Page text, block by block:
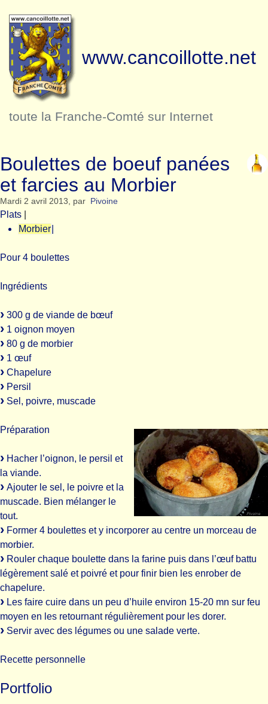
www.cancoillotte.net
toute la Franche-Comté sur Internet
Boulettes de boeuf panées
et farcies au Morbier
Mardi 2 avril 2013, par Pivoine
Plats
Morbier
Pour 4 boulettes
Ingrédients
300 g de viande de bœuf
1 oignon moyen
80 g de morbier
1 œuf
Chapelure
Persil
Sel, poivre, muscade
Préparation
Hacher l’oignon, le persil et
la viande.
Ajouter le sel, le poivre et la
muscade. Bien mélanger le
tout.
Former 4 boulettes et y incorporer au centre un morceau de
morbier.
Rouler chaque boulette dans la farine puis dans l’œuf battu
légèrement salé et poivré et pour finir bien les enrober de
chapelure.
Les faire cuire dans un peu d’huile environ 15-20 mn sur feu
moyen en les retournant régulièrement pour les dorer.
Servir avec des légumes ou une salade verte.
Recette personnelle
Portfolio